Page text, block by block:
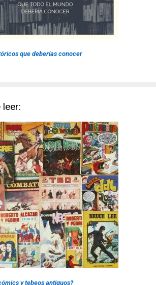
que deberías conocer
y tebeos antiguos?